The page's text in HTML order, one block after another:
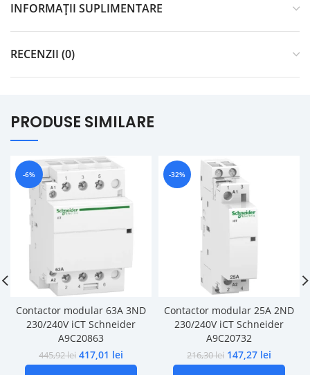
INFORMAȚII SUPLIMENTARE
RECENZII (0)
PRODUSE SIMILARE
-6%
Contactor modular 63A 3ND
230/240V iCT Schneider
A9C20863
445,92lei 417,01 lei
-32%
Contactor modular 25A 2ND
230/240V iCT Schneider
A9C20732
216,30lei 147,27 lei